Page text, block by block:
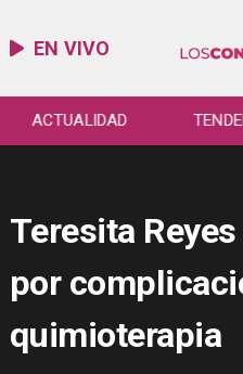
EN VIVO
ACTUALIDAD
Teresita
por
quimioterapia